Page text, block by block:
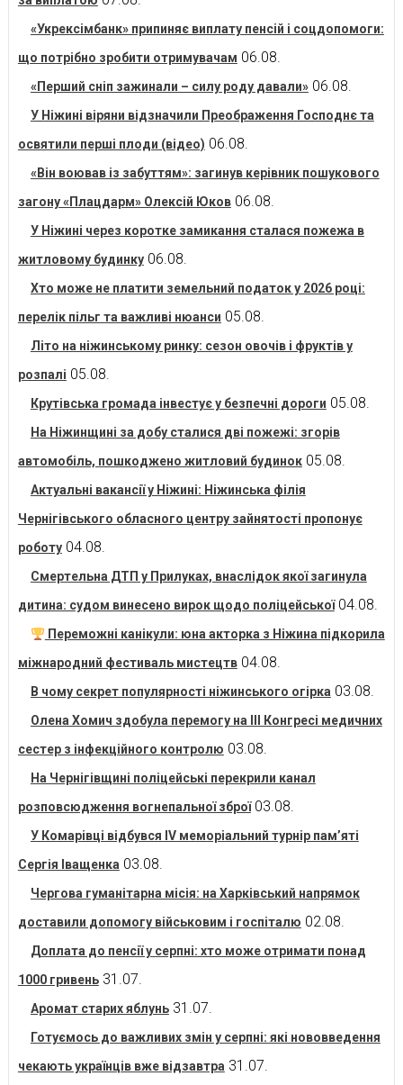
«Укрексімбанк» припиняє виплату пенсій і соцдопомоги:
що потрібно зробити отримувачам 06.08.
«Перший сніп зажинали – силу роду давали» 06.08.
У Ніжині віряни відзначили Преображення Господнє та
освятили перші плоди (відео) 06.08.
«Він воював із забуттям»: загинув керівник пошукового
загону «Плацдарм» Олексій Юков 06.08.
У Ніжині через коротке замикання сталася пожежа в
житловому будинку 06.08.
Хто може не платити земельний податок у 2026 році:
перелік пільг та важливі нюанси 05.08.
Літо на ніжинському ринку: сезон овочів і фруктів у
розпалі 05.08.
Крутівська громада інвестує у безпечні дороги 05.08.
На Ніжинщині за добу сталися дві пожежі: згорів
автомобіль, пошкоджено житловий будинок 05.08.
Актуальні вакансії у Ніжині: Ніжинська філія
Чернігівського обласного центру зайнятості пропонує
роботу 04.08.
Смертельна ДТП у Прилуках, внаслідок якої загинула
дитина: судом винесено вирок щодо поліцейської 04.08.
Переможні канікули: юна акторка з Ніжина підкорила
міжнародний фестиваль мистецтв 04.08.
В чому секрет популярності ніжинського огірка 03.08.
Олена Хомич здобула перемогу на ІІІ Конгресі медичних
сестер з інфекційного контролю 03.08.
На Чернігівщині поліцейські перекрили канал
розповсюдження вогнепальної зброї 03.08.
У Комарівці відбувся IV меморіальний турнір пам’яті
Сергія Іващенка 03.08.
Чергова гуманітарна місія: на Харківський напрямок
доставили допомогу військовим і госпіталю 02.08.
Доплата до пенсії у серпні: хто може отримати понад
1000 гривень 31.07.
Аромат старих яблунь 31.07.
Готуємось до важливих змін у серпні: які нововведення
чекають українців вже відзавтра 31.07.